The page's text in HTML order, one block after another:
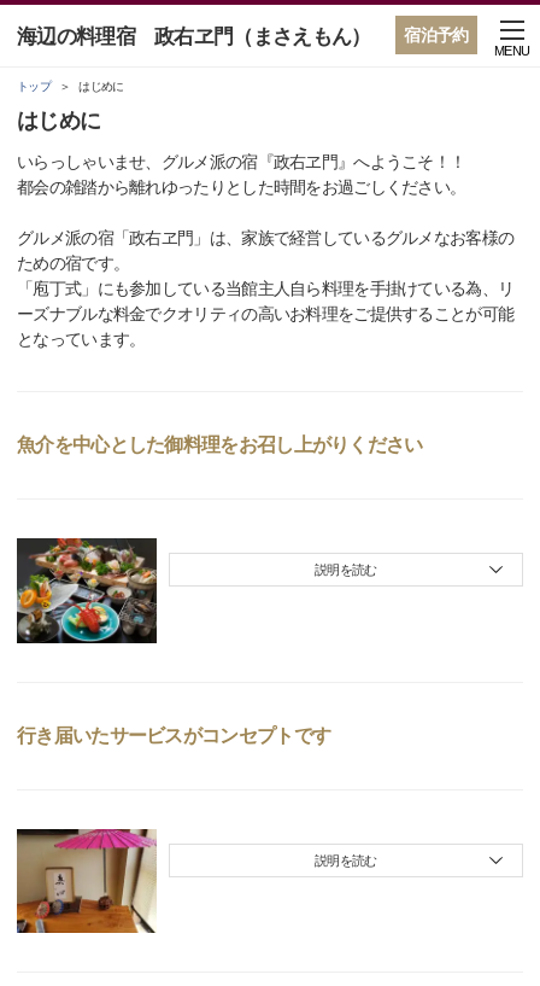
宿泊予約
海辺の料理宿 政右ヱ門（まさえもん）
MENU
トップ はじめに
はじめに
いらっしゃいませ、グルメ派の宿『政右ヱ門』へようこそ！！
都会の雑踏から離れゆったりとした時間をお過ごしください。
グルメ派の宿「政右ヱ門」は、家族で経営しているグルメなお客様の
ための宿です。
「庖丁式」にも参加している当館主人自ら料理を手掛けている為、リ
ーズナブルな料金でクオリティの高いお料理をご提供することが可能
となっています。
魚介を中心とした御料理をお召し上がりください
説明を読む
行き届いたサービスがコンセプトです
説明を読む